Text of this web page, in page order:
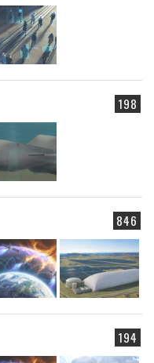
198
846
194